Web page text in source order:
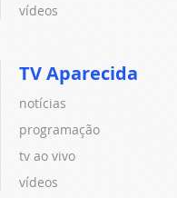
vídeos
TV Aparecida
notícias
programação
tv ao vivo
vídeos